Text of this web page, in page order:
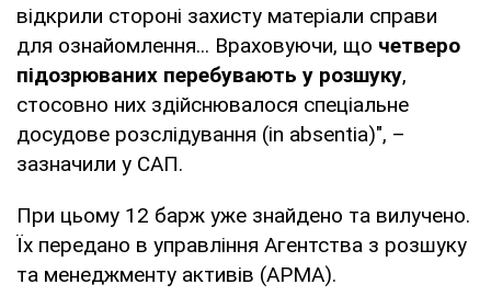
відкрили стороні захисту матеріали справи
для ознайомлення... Враховуючи, що четверо
підозрюваних перебувають у розшуку,
стосовно них здійснювалося спеціальне
досудове розслідування (in absentia)", –
зазначили у САП.
При цьому 12 барж уже знайдено та вилучено.
Їх передано в управління Агентства з розшуку
та менеджменту активів (АРМА).